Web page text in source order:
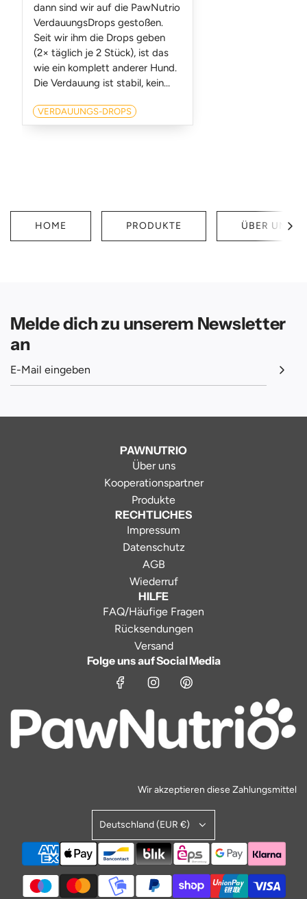
dann sind wir auf die PawNutrio
VerdauungsDrops gestoßen.
Seit wir ihm die Drops geben
(2× täglich je 2 Stück), ist das
wie ein komplett anderer Hund.
Die Verdauung ist stabil, kein
allem: endlich keine
unangenehmen Gerüche mehr
VERDAUUNGS-DROPS
HOME PRODUKTE ÜBER UNS
Melde dich zu unserem Newsletter
an
PAWNUTRIO
Über uns
Kooperationspartner
Produkte
RECHTLICHES
Impressum
Datenschutz
AGB
Wiederruf
HILFE
FAQ/Häufige Fragen
Rücksendungen
Versand
Folge uns auf Social Media
Wir akzeptieren diese Zahlungsmittel
Deutschland (EUR €)